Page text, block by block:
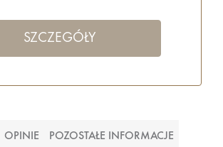
SZCZEGÓŁY
OPINIE POZOSTAŁE INFORMACJE